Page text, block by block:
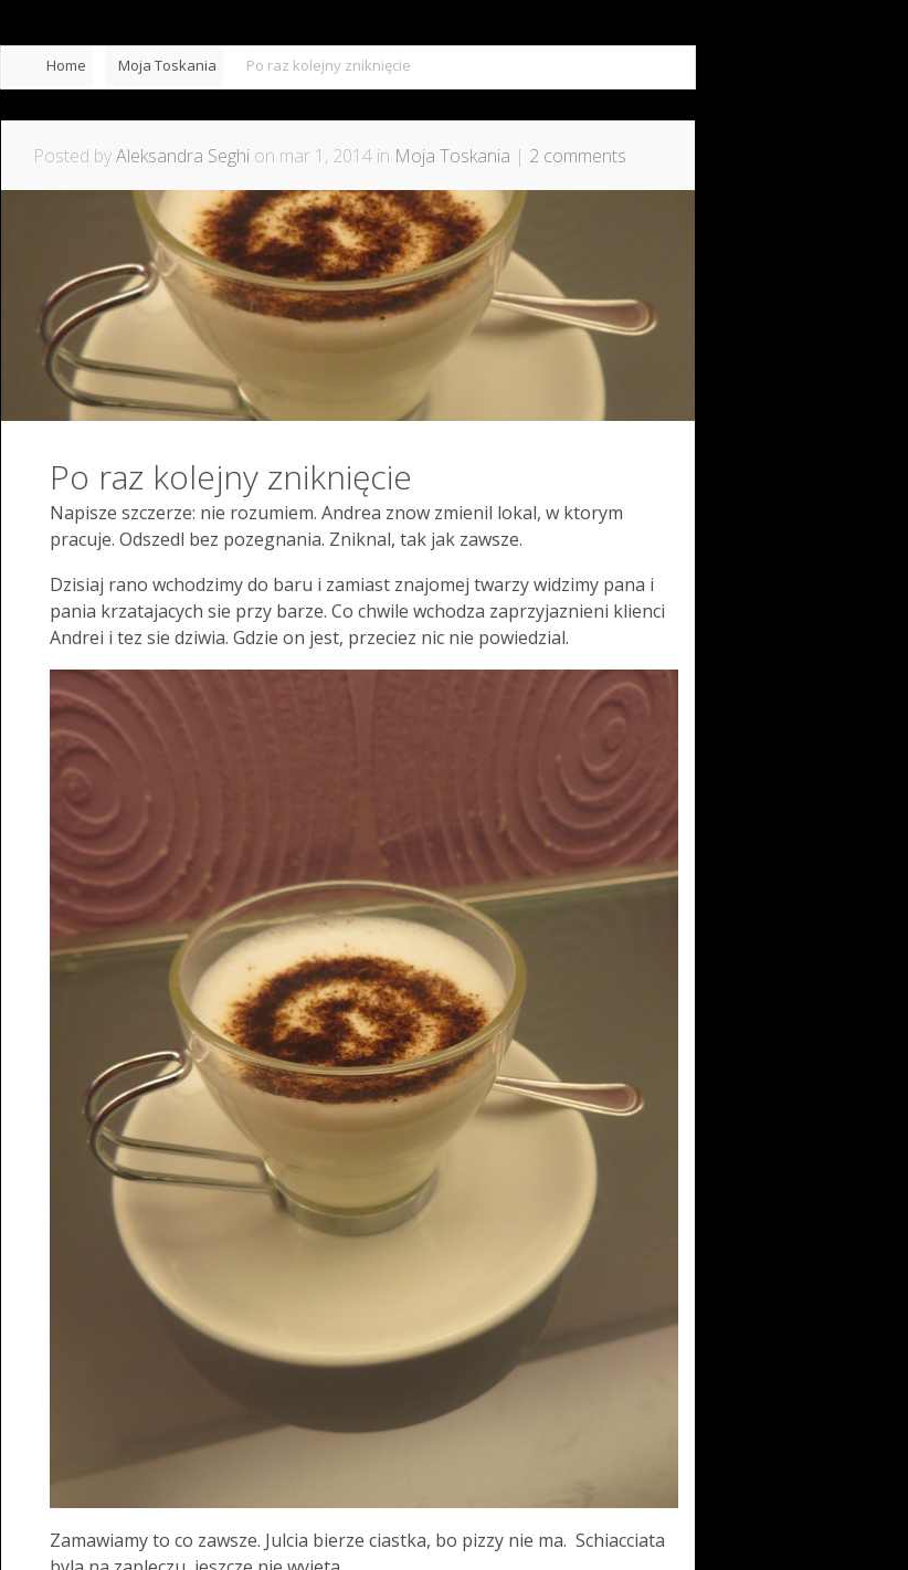
Home Moja Toskania Po raz kolejny zniknięcie
Posted byAleksandra Seghi on mar 1, 2014 in Moja Toskania | 2 comments
Po raz kolejny zniknięcie
Napisze szczerze: nie rozumiem. Andrea znow zmienil lokal, w ktorym
pracuje. Odszedl bez pozegnania. Zniknal, tak jak zawsze.
Dzisiaj rano wchodzimy do baru i zamiast znajomej twarzy widzimy pana i
pania krzatajacych sie przy barze. Co chwile wchodza zaprzyjaznieni klienci
Andrei i tez sie dziwia. Gdzie on jest, przeciez nic nie powiedzial.
Zamawiamy to co zawsze. Julcia bierze ciastka, bo pizzy nie ma. Schiacciata